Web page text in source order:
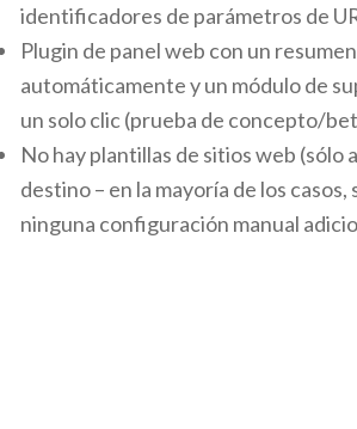
identificadores de parámetros de
Plugin de panel web con un
automáticamente y un módulo de
un solo clic (prueba de concepto/
No hay plantillas de sitios web (sólo
destino – en la mayoría de los
ninguna configuración manual